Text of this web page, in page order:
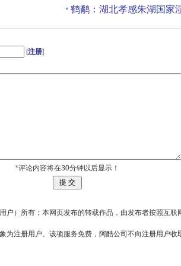
鹤鹬：湖北孝感朱湖国家
鹤鹬：湖北孝感朱湖国家
[注册]
*评论内容将在30分钟以后显示！
户）所有；本网页发布的转载作品，由发布者按照互
注册用户。该项服务免费，阿酷公司不向注册用户收